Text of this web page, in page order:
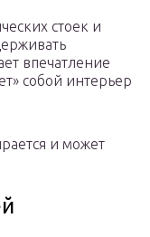
стоек и
впечатление
собой интерьер
и может